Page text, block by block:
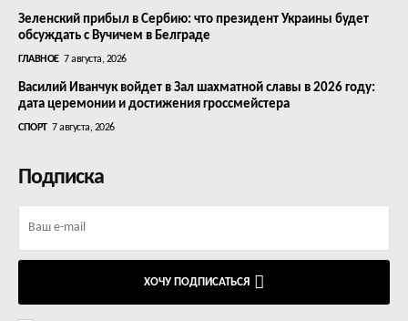
Зеленский прибыл в Сербию: что президент Украины будет
обсуждать с Вучичем в Белграде
ГЛАВНОЕ 7 августа, 2026
Василий Иванчук войдет в Зал шахматной славы в 2026 году:
дата церемонии и достижения гроссмейстера
СПОРТ 7 августа, 2026
Подписка
ХОЧУ ПОДПИСАТЬСЯ